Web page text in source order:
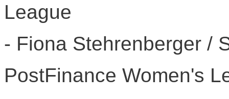
League
- Fiona Stehrenberger /
PostFinance Women's